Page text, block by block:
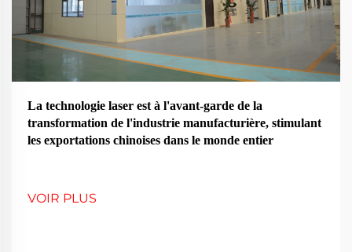
La technologie laser est à l'avant-garde de la
transformation de l'industrie manufacturière, stimulant
les exportations chinoises dans le monde entier
VOIR PLUS